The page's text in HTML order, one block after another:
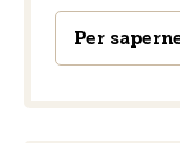
Per